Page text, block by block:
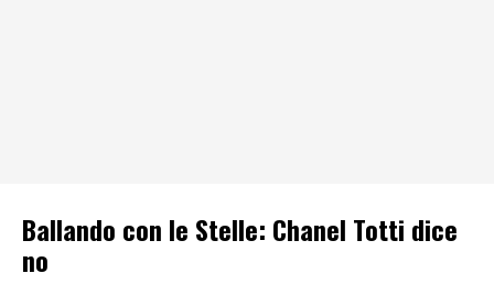
Ballando con le Stelle: Chanel Totti dice
no